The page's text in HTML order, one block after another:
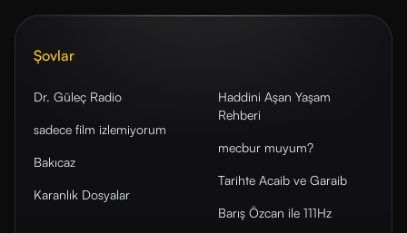
Şovlar
Dr. Güleç Radio
sadece film izlemiyorum
Bakıcaz
Karanlık Dosyalar
Haddini Aşan Yaşam
Rehberi
mecbur muyum?
Tarihte Acaib ve Garaib
Barış Özcan ile 111Hz